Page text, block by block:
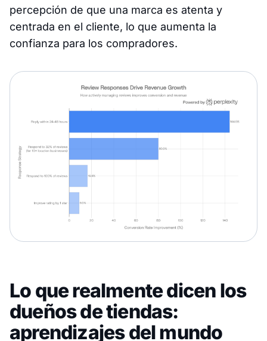
percepción de que una marca es atenta y
centrada en el cliente, lo que aumenta la
confianza para los compradores.
Lo que realmente dicen los
dueños de tiendas:
aprendizajes del mundo